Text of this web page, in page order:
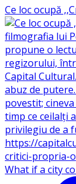
Ce loc ocupă
What if a city